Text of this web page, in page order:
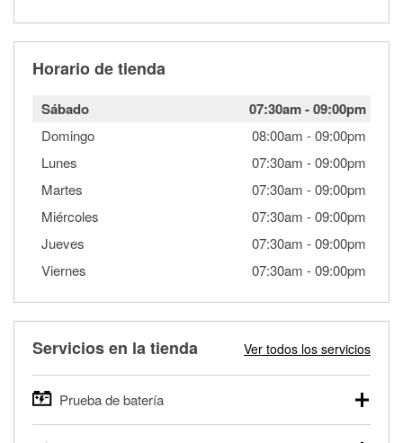
Horario de tienda
Sábado 07:30am-09:00pm
Domingo 08:00am -09:00pm
Lunes
07:30am -09:00pm
Martes
07:30am -09:00pm
Miércoles
07:30am -09:00pm
Jueves
07:30am -09:00pm
Viernes
07:30am -09:00pm
Servicios en la tienda Ver todos los servicios
Prueba de batería